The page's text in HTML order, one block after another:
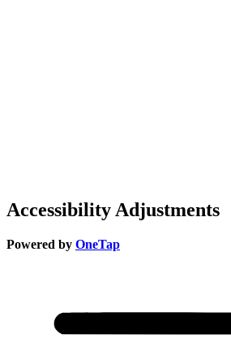
Accessibility Adjustments
Powered by OneTap